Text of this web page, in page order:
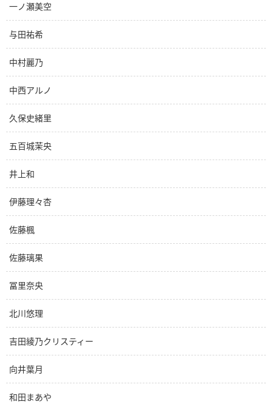
一ノ瀬美空
与田祐希
中村麗乃
中西アルノ
久保史緒里
五百城茉央
井上和
伊藤理々杏
佐藤楓
佐藤璃果
冨里奈央
北川悠理
吉田綾乃クリスティー
向井葉月
和田まあや